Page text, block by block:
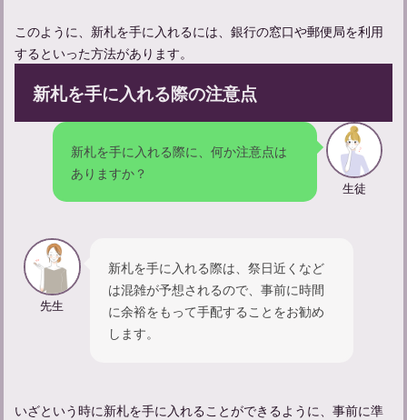
法要の案内状作成ガイド：正しい書き方とタイミングのポイント
このように、新札を手に入れるには、銀行の窓口や郵便局を利用
するといった方法があります。
新札を手に入れる際の注意点
新札を手に入れる際に、何か注意点は
ありますか？
生徒
先生
新札を手に入れる際は、祭日近くなど
は混雑が予想されるので、事前に時間
に余裕をもって手配することをお勧め
します。
いざという時に新札を手に入れることができるように、事前に準